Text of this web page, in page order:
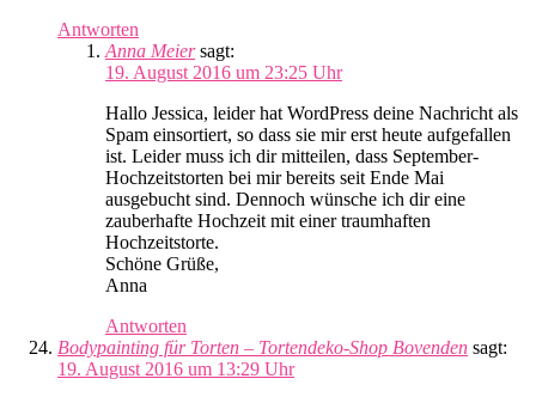
Antworten
Anna Meier sagt:
19. August 2016 um 23:25 Uhr
Hallo Jessica, leider hat WordPress deine Nachricht als
Spam einsortiert, so dass sie mir erst heute aufgefallen
ist. Leider muss ich dir mitteilen, dass September-
Hochzeitstorten bei mir bereits seit Ende Mai
ausgebucht sind. Dennoch wünsche ich dir eine
zauberhafte Hochzeit mit einer traumhaften
Hochzeitstorte.
Schöne Grüße,
Anna
Antworten
Bodypainting für Torten – Tortendeko-Shop Bovenden sagt:
19. August 2016 um 13:29 Uhr